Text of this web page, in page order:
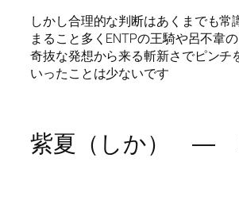
しかし合理的な判断はあくまでも常
まること多くENTPの王騎や呂不韋
奇抜な発想から来る斬新さでピンチ
いったことは少ないです
紫夏（しか） ―